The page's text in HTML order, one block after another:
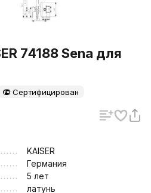
74188 Sena для
Сертифицирован
KAISER
Германия
5 лет
латунь